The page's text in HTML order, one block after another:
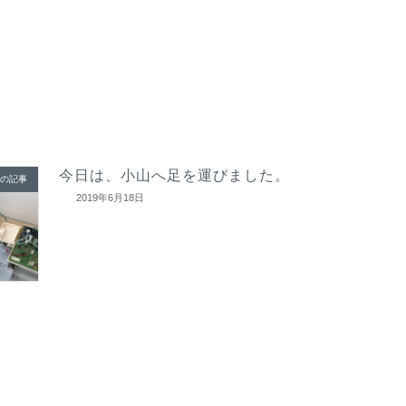
記事 今日は、小山へ足を運びました。
2019年6月18日